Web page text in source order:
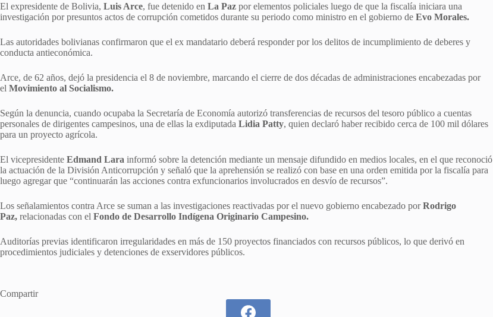
El expresidente de Bolivia, Luis Arce, fue detenido en La Paz por elementos policiales luego de que la fiscalía iniciara una
investigación por presuntos actos de corrupción cometidos durante su periodo como ministro en el gobierno de Evo Morales.
Las autoridades bolivianas confirmaron que el ex mandatario deberá responder por los delitos de incumplimiento de deberes y
conducta antieconómica.
Arce, de 62 años, dejó la presidencia el 8 de noviembre, marcando el cierre de dos décadas de administraciones encabezadas por
el Movimiento al Socialismo.
Según la denuncia, cuando ocupaba la Secretaría de Economía autorizó transferencias de recursos del tesoro público a cuentas
personales de dirigentes campesinos, una de ellas la exdiputada Lidia Patty, quien declaró haber recibido cerca de 100 mil dólares
para un proyecto agrícola.
El vicepresidente Edmand Lara informó sobre la detención mediante un mensaje difundido en medios locales, en el que reconoció
la actuación de la División Anticorrupción y señaló que la aprehensión se realizó con base en una orden emitida por la fiscalía para
luego agregar que “continuarán las acciones contra exfuncionarios involucrados en desvío de recursos”.
Los señalamientos contra Arce se suman a las investigaciones reactivadas por el nuevo gobierno encabezado porRodrigo
Paz, relacionadas con el Fondo de Desarrollo Indígena Originario Campesino.
Auditorías previas identificaron irregularidades en más de 150 proyectos financiados con recursos públicos, lo que derivó en
procedimientos judiciales y detenciones de exservidores públicos.
Compartir